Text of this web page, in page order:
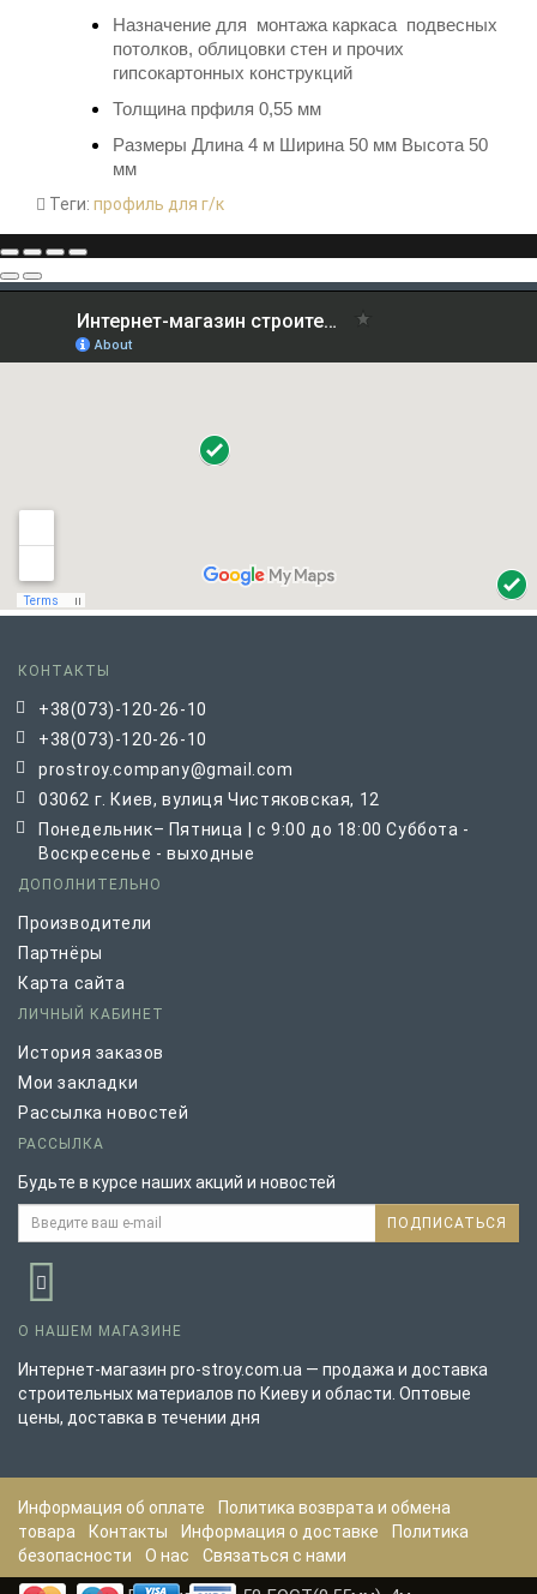
Назначение для монтажа каркаса подвесных
потолков, облицовки стен и прочих
гипсокартонных конструкций
Толщина прфиля 0,55 мм
Размеры Длина 4 м Ширина 50 мм Высота 50
мм
Теги: профиль для г/к
КОНТАКТЫ
+38(073)-120-26-10
+38(073)-120-26-10
prostroy.company@gmail.com
03062 г. Киев, вулиця Чистяковская, 12
Понедельник– Пятница | с 9:00 до 18:00 Суббота -
Воскресенье - выходные
ДОПОЛНИТЕЛЬНО
Производители
Партнёры
Карта сайта
ЛИЧНЫЙ КАБИНЕТ
История заказов
Мои закладки
Рассылка новостей
РАССЫЛКА
Будьте в курсе наших акций и новостей
ПОДПИСАТЬСЯ
О НАШЕМ МАГАЗИНЕ
Интернет-магазин pro-stroy.com.ua — продажа и доставка
строительных материалов по Киеву и области. Оптовые
цены, доставка в течении дня
Информация об оплате
Политика возврата и обмена
товара
Контакты Информация о доставке
Политика
безопасности
О нас Связаться с нами